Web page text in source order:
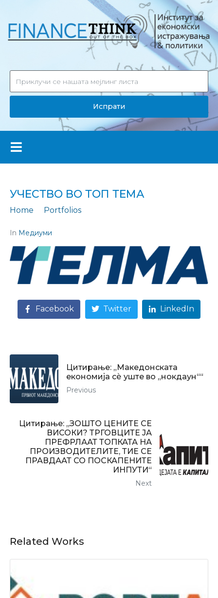
Испрати
УЧЕСТВО ВО ТОП ТЕМА
Home Portfolios
In Медиуми
Facebook Twitter LinkedIn
Цитирање: „Македонската
економија сѐ уште во „нокдаун““
Previous
Цитирање: „ЗОШТО ЦЕНИТЕ СЕ
ВИСОКИ? ТРГОВЦИТЕ ЈА
ПРЕФРЛААТ ТОПКАТА НА
ПРОИЗВОДИТЕЛИТЕ, ТИЕ СЕ
ПРАВДААТ СО ПОСКАПЕНИТЕ
ИНПУТИ“
Next
Related Works